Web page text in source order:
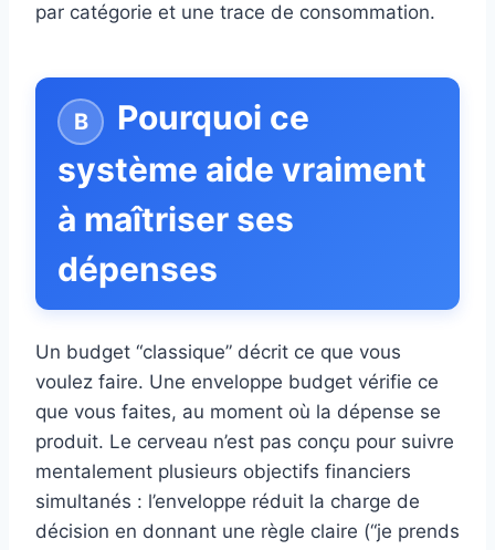
par catégorie et une trace de consommation.
Pourquoi ce
système aide vraiment
à maîtriser ses
dépenses
Un budget “classique” décrit ce que vous
voulez faire. Une enveloppe budget vérifie ce
que vous faites, au moment où la dépense se
produit. Le cerveau n’est pas conçu pour suivre
mentalement plusieurs objectifs financiers
simultanés : l’enveloppe réduit la charge de
décision en donnant une règle claire (“je prends